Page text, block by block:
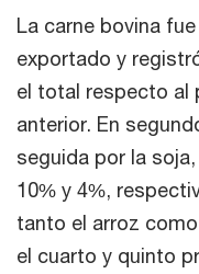
La carne bovina
exportado y
el total respecto al
anterior. En
seguida por la
10% y 4%,
tanto el arroz
el cuarto y quinto